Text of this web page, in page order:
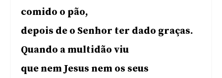
comido o pão,
depois de o Senhor ter dado graças.
Quando a multidão viu
que nem Jesus nem os seus